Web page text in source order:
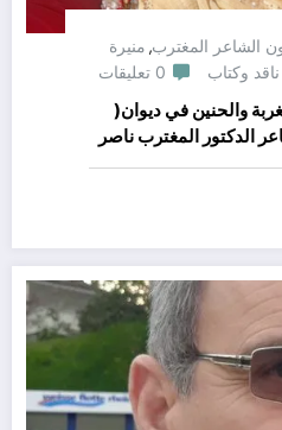
الشاعر المغترب, منيرة
ناقد وكتاب 0 تعليقات
والحنين في ديوان(
المغترب ) للشاعر الدكتور المغترب ناصر